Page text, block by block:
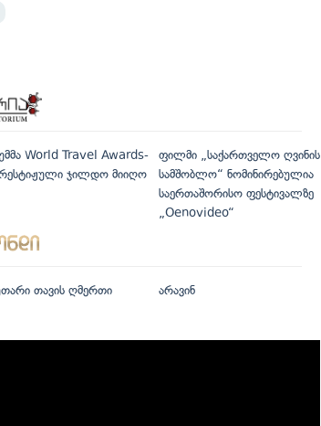
World Travel Awards-
ჯილდო მიიღო
ფილმი „საქართველო ღვინის
სამშობლო“ ნომინირებულია
საერთაშორისო ფესტივალზე
„Oenovideo“
თავის ღმერთი არავინ